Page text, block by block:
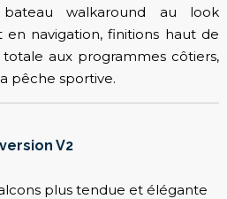
walkaround au look
navigation, finitions haut de
aux programmes côtiers,
pêche sportive.
V2
plus tendue et élégante